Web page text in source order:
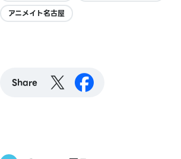
アニメイト名古屋
Share